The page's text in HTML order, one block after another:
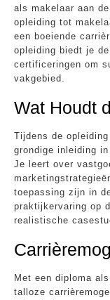
als makelaar aan
opleiding tot
een boeiende
opleiding biedt je
certificeringen om
vakgebied.
Wat Houdt
Tijdens de
grondige inleiding
Je leert over
toepassing zijn in
praktijkervaring op
realistische
Met een diploma
talloze